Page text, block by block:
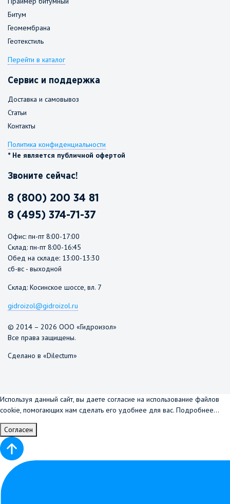
Битум
Геомембрана
Геотекстиль
Перейти в каталог
Сервис и поддержка
Доставка и самовывоз
Статьи
Контакты
Политика конфиденциальности
* Не является публичной офертой
Звоните сейчас!
8 (800) 200 34 81
8 (495) 374-71-37
Офис: пн-пт 8:00-17:00
Склад: пн-пт 8:00-16:45
Обед на складе: 13:00-13:30
сб-вс - выходной
Склад: Косинское шоссе, вл. 7
gidroizol@gidroizol.ru
© 2014 – 2026 ООО «Гидроизол»
Все права защищены.
Сделано в «Dilectum»
Используя данный сайт, вы даете согласие на использование файлов
cookie, помогающих нам сделать его удобнее для вас. Подробнее...
Согласен